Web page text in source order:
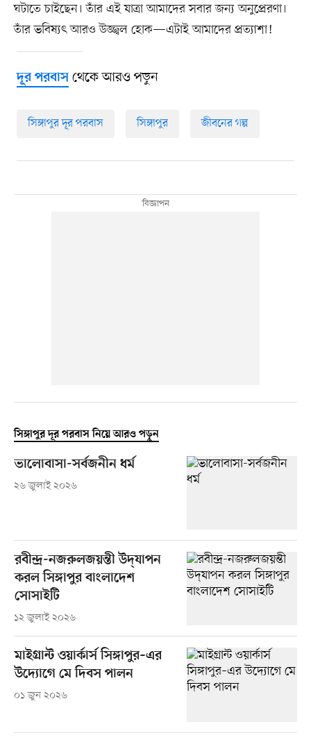
ঘটাতে চাইছেন। তাঁর এই যাত্রা আমাদের সবার জন্য অনুপ্রেরণা।
তাঁর ভবিষ্যৎ আরও উজ্জ্বল হোক—এটাই আমাদের প্রত্যাশা!
দূর পরবাসথেকে আরও পড়ুন
সিঙ্গাপুর দূর পরবাস সিঙ্গাপুর জীবনের গল্প
সিঙ্গাপুর দূর পরবাস নিয়ে আরও পড়ুন
ভালোবাসা-সর্বজনীন ধর্ম
২৬ জুলাই ২০২৬
রবীন্দ্র-নজরুলজয়ন্তী উদ্‌যাপন
করল সিঙ্গাপুর বাংলাদেশ
সোসাইটি
১২ জুলাই ২০২৬
মাইগ্রান্ট ওয়ার্কার্স সিঙ্গাপুর–এর
উদ্যোগে মে দিবস পালন
০১ জুন ২০২৬